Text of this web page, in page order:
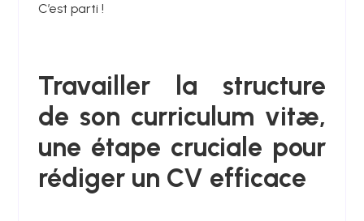
C’est parti !
Travailler la structure
de son curriculum vitæ,
une étape cruciale pour
rédiger un CV efficace